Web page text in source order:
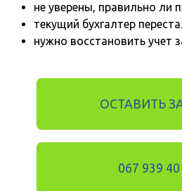
не уверены, правильно ли
текущий бухгалтер
нужно восстановить учет
ОСТАВИТЬ
067 939 40